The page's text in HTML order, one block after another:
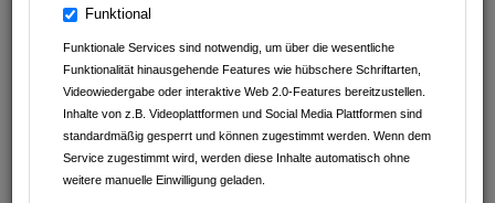
Funktional
Funktionale Services sind notwendig, um über die wesentliche
Funktionalität hinausgehende Features wie hübschere Schriftarten,
Videowiedergabe oder interaktive Web 2.0-Features bereitzustellen.
Inhalte von z.B. Videoplattformen und Social Media Plattformen sind
standardmäßig gesperrt und können zugestimmt werden. Wenn dem
Service zugestimmt wird, werden diese Inhalte automatisch ohne
weitere manuelle Einwilligung geladen.
Deutschland
06261 / 807 02 90
studio@mosbach.clever-fit.com
clever-fit.com/mosbach
Facebook
Instagram